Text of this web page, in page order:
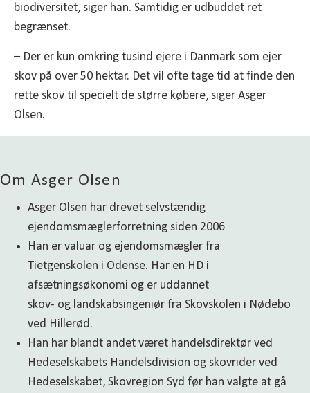
biodiversitet, siger han. Samtidig er udbuddet ret
begrænset.
– Der er kun omkring tusind ejere i Danmark som ejer
skov på over 50 hektar. Det vil ofte tage tid at finde den
rette skov til specielt de større købere, siger Asger
Olsen.
Om Asger Olsen
Asger Olsen har drevet selvstændig
ejendomsmæglerforretning siden 2006
Han er valuar og ejendomsmægler fra
Tietgenskolen i Odense. Har en HD i
afsætningsøkonomi og er uddannet
skov- og landskabsingeniør fra Skovskolen i Nødebo
ved Hillerød.
Han har blandt andet været handelsdirektør ved
Hedeselskabets Handelsdivision og skovrider ved
Hedeselskabet, Skovregion Syd før han valgte at gå